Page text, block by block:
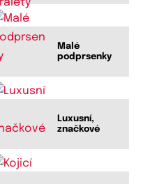
Malé
podprsenky
Luxusní,
značkové